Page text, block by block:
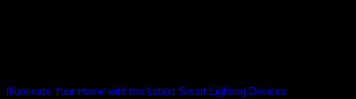
Illuminate Your Home with the Latest Smart Lighting Devices